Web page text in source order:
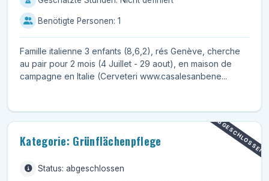
Benötigte Personen: 1
Famille italienne 3 enfants (8,6,2), rés Genève, cherche
au pair pour 2 mois (4 Juillet - 29 aout), en maison de
campagne en Italie (Cerveteri www.casalesanbene...
ABGESCHLOSSEN
Kategorie: Grünflächenpflege
Status: abgeschlossen